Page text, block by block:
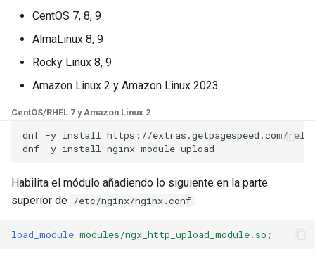
d
$is_ai_crawler
$is_bot
upload_set_form_field
upload_pass_form_field
upload_cleanup
upload_buffer_size
cache
consul-event
consul
cookie
Paquetes RPM
Módulos de NGINX de cPanel
EA4 - Convierte ea-nginx en
una potencia de rendimiento y
seguridad
Soporte HTTP/3 QUIC de
NGINX - Paquetes RPM para
Servidor Web Angie - Instalar
Linux y AlmaLinux
CentOS 7, 8, 9
AlmaLinux 8, 9
Rocky Linux 8, 9
Amazon Linux 2 y Amazon Linux 2023
CentOS/RHEL 7 y Amazon Linux 2
dnf -y install
https://extras.getpagespeed.com/
dnf -y install
Habilita el módulo añadiendo lo siguiente en la parte
superior de /etc/nginx/nginx.conf :
load_module modules/ngx_http_upload_module.so ;